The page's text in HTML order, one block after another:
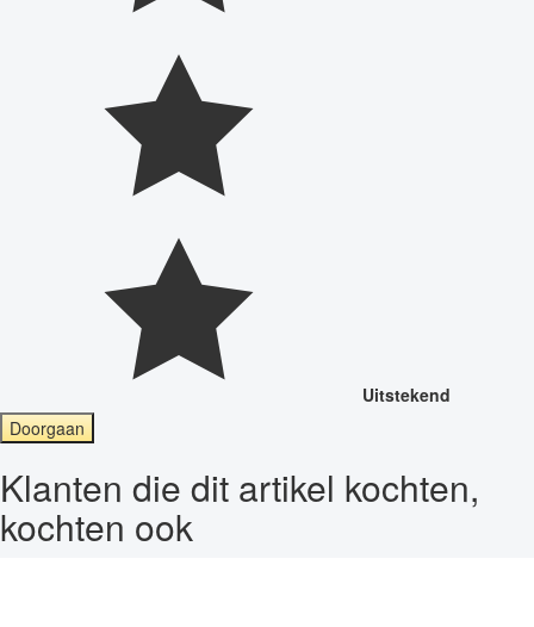
Uitstekend
Doorgaan
Klanten die dit artikel kochten,
kochten ook